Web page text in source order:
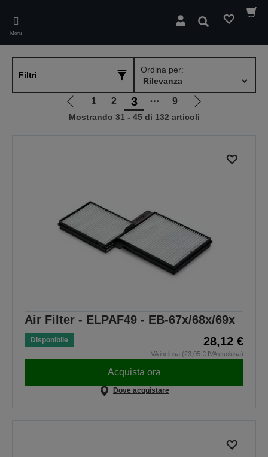
main
content
Menu
Cerca
Filtri
Ordina per:
Vai
alla
1 2 3 ⋯ 9
Vai
alla
Mostrando 31 - 45 di 132 articoli
Air Filter - ELPAF49 - EB-67x/68x/69x
Disponibile 28,12 €
IVA inclusa (23,05 € IVA esclusa)
Acquista ora
Dove acquistare